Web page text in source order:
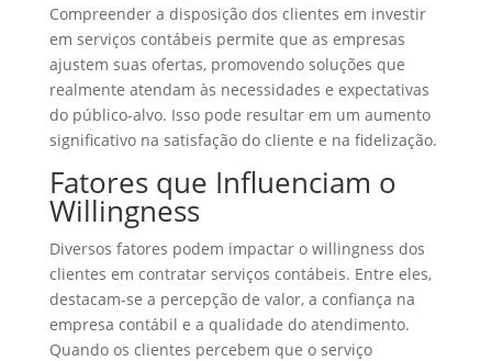
Compreender a disposição dos clientes em investir
em serviços contábeis permite que as empresas
ajustem suas ofertas, promovendo soluções que
realmente atendam às necessidades e expectativas
do público-alvo. Isso pode resultar em um aumento
significativo na satisfação do cliente e na fidelização.
Fatores que Influenciam o
Willingness
Diversos fatores podem impactar o willingness dos
clientes em contratar serviços contábeis. Entre eles,
destacam-se a percepção de valor, a confiança na
empresa contábil e a qualidade do atendimento.
Quando os clientes percebem que o serviço